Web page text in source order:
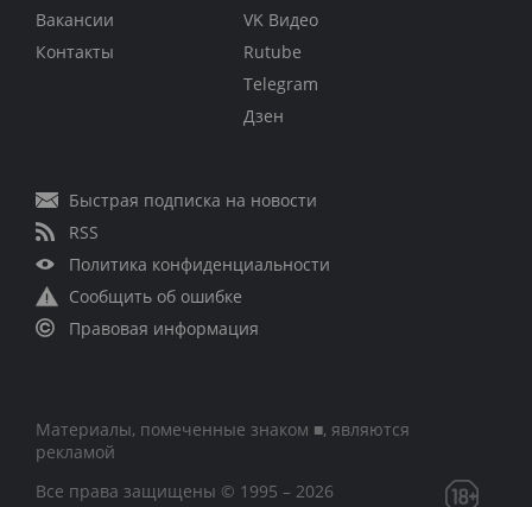
Вакансии
Контакты
VK Видео
Rutube
Telegram
Дзен
Быстрая подписка на новости
RSS
Политика конфиденциальности
Сообщить об ошибке
Правовая информация
Материалы, помеченные знаком ■, являются
рекламой
Все права защищены © 1995 – 2026